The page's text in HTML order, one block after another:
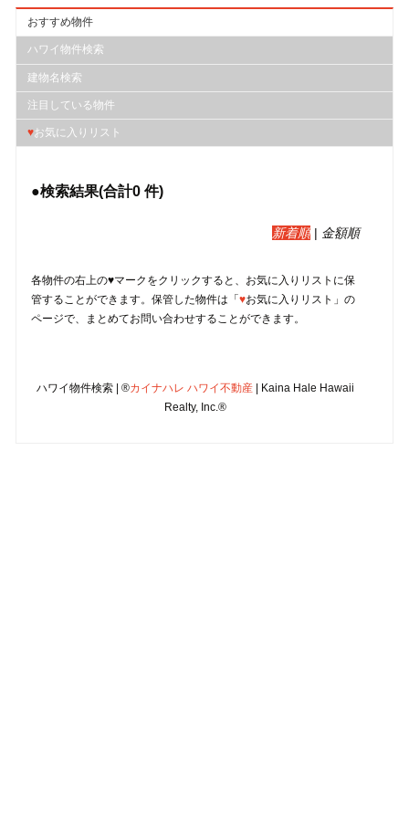
おすすめ物件
ハワイ物件検索
建物名検索
注目している物件
♥お気に入りリスト
●検索結果(合計0 件)
新着順| 金額順
各物件の右上の♥マークをクリックすると、︎お気に入りリストに保
管することができます。保管した物件は「♥お気に入りリスト」の
ページで、まとめてお問い合わせすることができます。
ハワイ物件検索 | ®カイナハレ ハワイ不動産 | Kaina Hale Hawaii
Realty, Inc.®